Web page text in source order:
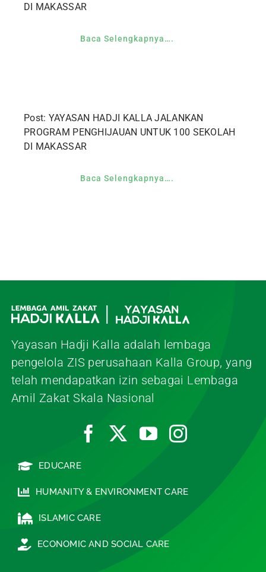
DI MAKASSAR
Baca Selengkapnya….
Post: YAYASAN HADJI KALLA JALANKAN
PROGRAM PENGHIJAUAN UNTUK 100 SEKOLAH
DI MAKASSAR
Baca Selengkapnya….
Yayasan Hadji Kalla adalah lembaga
pengelola ZIS perusahaan Kalla Group, yang
telah mendapatkan izin sebagai Lembaga
Amil Zakat Skala Nasional
EDUCARE
HUMANITY & ENVIRONMENT CARE
ISLAMIC CARE
ECONOMIC AND SOCIAL CARE